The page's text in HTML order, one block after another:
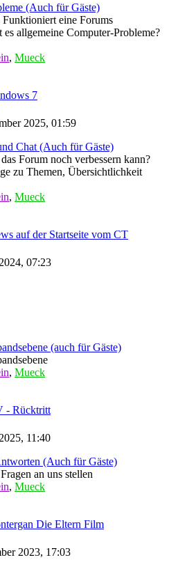
(Auch für Gäste)
eine Forums
allgemeine Computer-Probleme?
, Mueck
7
2025, 01:59
Chat (Auch für Gäste)
Forum noch verbessern kann?
zu Themen, Übersichtlichkeit
, Mueck
auf der Startseite vom CT
07:23
(auch für Gäste)
, Mueck
- Rücktritt
11:40
(Auch für Gäste)
an uns stellen
, Mueck
Die Eltern Film
2023, 17:03